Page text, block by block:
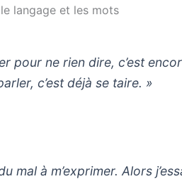
langage et les mots
pour ne rien dire, c’est
c’est déjà se taire. »
mal à m’exprimer. Alors